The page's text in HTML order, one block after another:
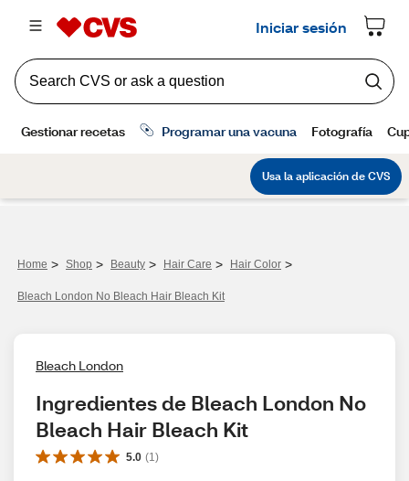
Home > Shop > Beauty > Hair Care > Hair Color >
Bleach London No Bleach Hair Bleach Kit
Bleach London
Ingredientes de Bleach London No
Bleach Hair Bleach Kit
5.0 (1 )